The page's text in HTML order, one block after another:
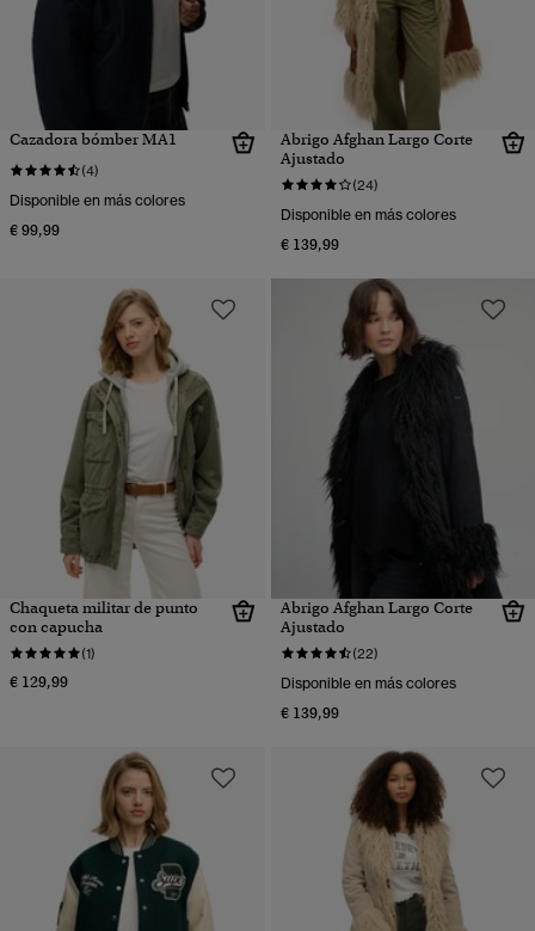
Cazadora bómber MA1
(4)
Disponible en más colores
€ 99,99
Abrigo Afghan Largo Corte
Ajustado
(24)
Disponible en más colores
€ 139,99
Chaqueta militar de punto
con capucha
(1)
€ 129,99
Abrigo Afghan Largo Corte
Ajustado
(22)
Disponible en más colores
€ 139,99